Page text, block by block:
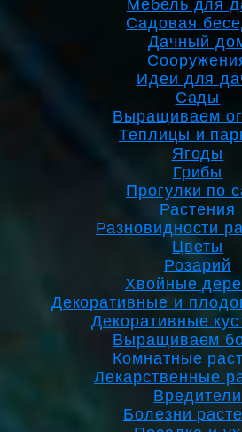
Мебель для
Садовая
Дачный
Идеи для
Сады
Выращиваем
Теплицы и
Ягоды
Грибы
Прогулки по
Растения
Разновидности
Цветы
Розарий
Хвойные
Декоративные и
Декоративные
Выращиваем
Комнатные
Лекарственные
Вредители
Болезни